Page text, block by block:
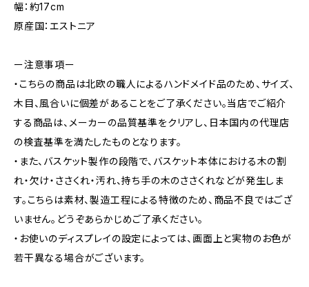
幅：約17cm
原産国：エストニア
ー注意事項ー
・こちらの商品は北欧の職人によるハンドメイド品のため、サイズ、
木目、風合いに個差があることをご了承ください。当店でご紹介
する商品は、メーカーの品質基準をクリアし、日本国内の代理店
の検査基準を満たしたものとなります。
・また、バスケット製作の段階で、バスケット本体における木の割
れ・欠け・ささくれ・汚れ、持ち手の木のささくれなどが発生しま
す。こちらは素材、製造工程による特徴のため、商品不良ではござ
いません。どうぞあらかじめご了承ください。
・お使いのディスプレイの設定によっては、画面上と実物のお色が
若干異なる場合がございます。